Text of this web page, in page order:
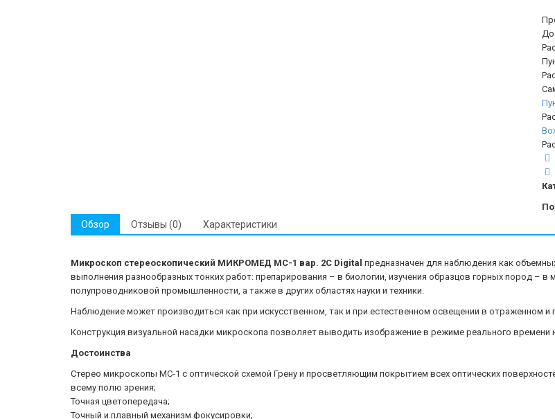
Обзор Отзывы (0) Характеристики
Микроскоп стереоскопический МИКРОМЕД МС-1 вар. 2С Digital предназначен для наблюдения как
выполнения разнообразных тонких работ: препарирования – в биологии, изучения образцов горных пород – в
полупроводниковой промышленности, а также в других областях науки и техники.
Наблюдение может производиться как при искусственном, так и при естественном освещении в отраженном и
Конструкция визуальной насадки микроскопа позволяет выводить изображение в режиме реального
Достоинства
Стерео микроскопы МС-1 с оптической схемой Грену и просветляющим покрытием всех оптических
всему полю зрения;
Точная цветопередача;
Точный и плавный механизм фокусировки;